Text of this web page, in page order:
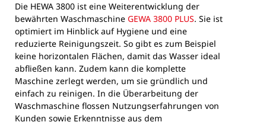
Die HEWA 3800 ist eine Weiterentwicklung der
bewährten Waschmaschine GEWA 3800 PLUS. Sie ist
optimiert im Hinblick auf Hygiene und eine
reduzierte Reinigungszeit. So gibt es zum Beispiel
keine horizontalen Flächen, damit das Wasser ideal
abfließen kann. Zudem kann die komplette
Maschine zerlegt werden, um sie gründlich und
einfach zu reinigen. In die Überarbeitung der
Waschmaschine flossen Nutzungserfahrungen von
Kunden sowie Erkenntnisse aus dem